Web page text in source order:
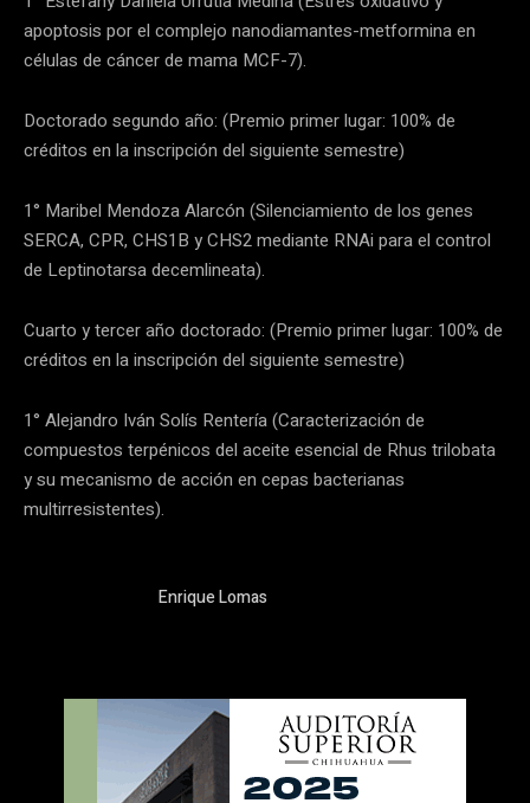
apoptosis por el complejo nanodiamantes-metformina en
células de cáncer de mama MCF-7).
Doctorado segundo año: (Premio primer lugar: 100% de
créditos en la inscripción del siguiente semestre)
1° Maribel Mendoza Alarcón (Silenciamiento de los genes
SERCA, CPR, CHS1B y CHS2 mediante RNAi para el control
de Leptinotarsa decemlineata).
Cuarto y tercer año doctorado: (Premio primer lugar: 100% de
créditos en la inscripción del siguiente semestre)
1° Alejandro Iván Solís Rentería (Caracterización de
compuestos terpénicos del aceite esencial de Rhus trilobata
y su mecanismo de acción en cepas bacterianas
multirresistentes).
Enrique Lomas